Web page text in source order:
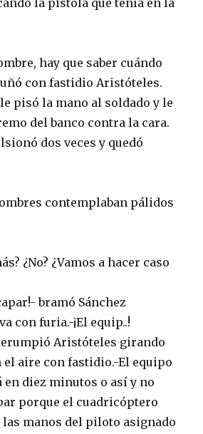
la pistola que tenía en la
hay que saber cuándo
con fastidio Aristóteles.
pisó la mano al soldado y le
del banco contra la cara.
dos veces y quedó
contemplaban pálidos
¿No? ¿Vamos a hacer caso
bramó Sánchez
con furia.-¡El equip..!
Aristóteles girando
el aire con fastidio.-El equipo
en diez minutos o así y no
porque el cuadricóptero
las manos del piloto asignado